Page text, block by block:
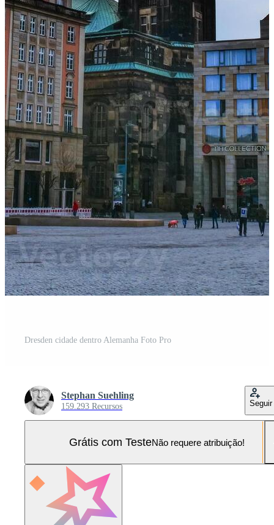
Dresden cidade dentro Alemanha Foto Pro
Stephan Suehling
159.293 Recursos Seguir
Grátis com TesteNão requere atribuição!